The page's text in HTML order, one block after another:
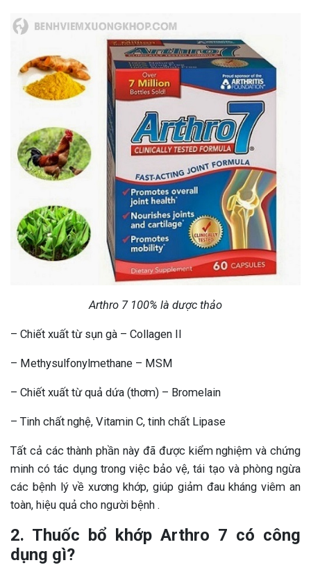
Arthro 7 100% là dược thảo
– Chiết xuất từ sụn gà – Collagen II
– Methysulfonylmethane – MSM
– Chiết xuất từ quả dứa (thơm) – Bromelain
– Tinh chất nghệ, Vitamin C, tinh chất Lipase
Tất cả các thành phần này đã được kiểm nghiệm và chứng
minh có tác dụng trong việc bảo vệ, tái tạo và phòng ngừa
các bệnh lý về xương khớp, giúp giảm đau kháng viêm an
toàn, hiệu quả cho người bệnh .
2. Thuốc bổ khớp Arthro 7 có công
dụng gì?